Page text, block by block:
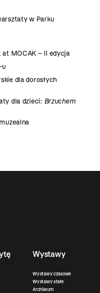
w Parku
MOCAK – II edycja
u
dla dorosłych
dla dzieci: Brzuchem
Wystawy
Wystawy czasowe
Wystawy stałe
Archiwum